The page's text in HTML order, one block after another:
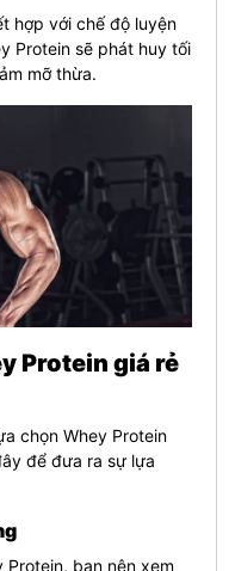
hợp với chế độ luyện
Protein sẽ phát huy tối
mỡ thừa.
Protein giá rẻ
chọn Whey Protein
để đưa ra sự lựa
Protein, bạn nên xem